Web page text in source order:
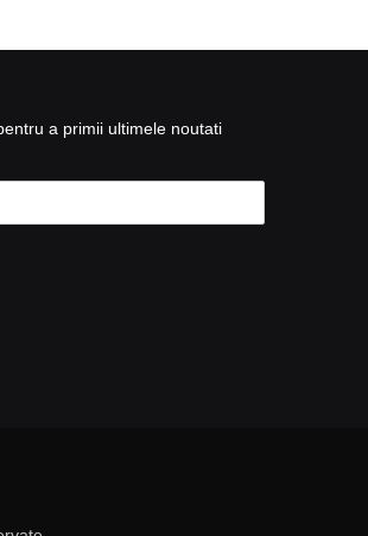
a primii ultimele noutati